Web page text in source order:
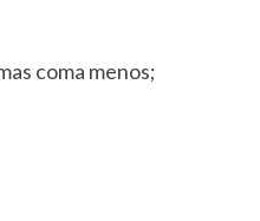
coma menos;